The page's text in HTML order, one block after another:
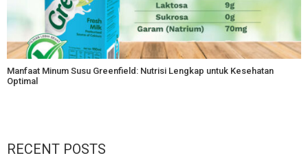
Manfaat Minum Susu Greenfield: Nutrisi Lengkap untuk Kesehatan
Optimal
RECENT POSTS